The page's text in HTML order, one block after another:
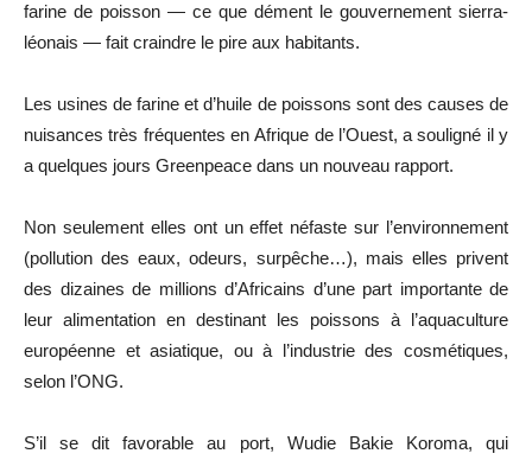
farine de poisson — ce que dément le gouvernement sierra-
léonais — fait craindre le pire aux habitants.
Les usines de farine et d’huile de poissons sont des causes de
nuisances très fréquentes en Afrique de l’Ouest, a souligné il y
a quelques jours Greenpeace dans un nouveau rapport.
Non seulement elles ont un effet néfaste sur l’environnement
(pollution des eaux, odeurs, surpêche…), mais elles privent
des dizaines de millions d’Africains d’une part importante de
leur alimentation en destinant les poissons à l’aquaculture
européenne et asiatique, ou à l’industrie des cosmétiques,
selon l’ONG.
S’il se dit favorable au port, Wudie Bakie Koroma, qui